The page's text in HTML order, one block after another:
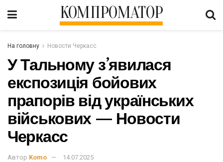
КОМПРОМАТОР
На головну Новости Черкасс
У Тальному з’явилася
експозиція бойових
прапорів від українських
військових — Новости
Черкасс
Автор Komo 14.07.2025